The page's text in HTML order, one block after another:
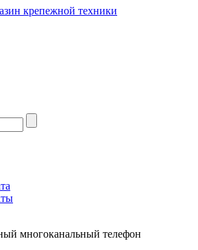
многоканальный телефон